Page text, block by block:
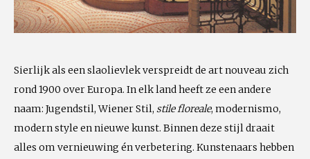
Sierlijk als een slaolievlek verspreidt de art nouveau zich
rond 1900 over Europa. In elk land heeft ze een andere
naam: Jugendstil, Wiener Stil, stile floreale, modernismo,
modern style en nieuwe kunst. Binnen deze stijl draait
alles om vernieuwing én verbetering. Kunstenaars hebben